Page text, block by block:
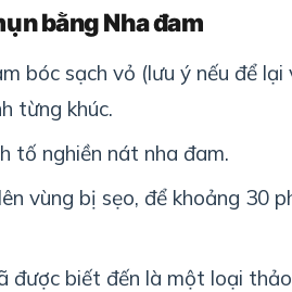
bằng Nha đam
bóc sạch vỏ (lưu ý nếu để
từng khúc.
tố nghiền nát nha đam.
vùng bị sẹo, để khoảng 30
được biết đến là một loại